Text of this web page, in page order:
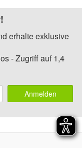
erhalte exklusive
- Zugriff auf 1,4
Anmelden